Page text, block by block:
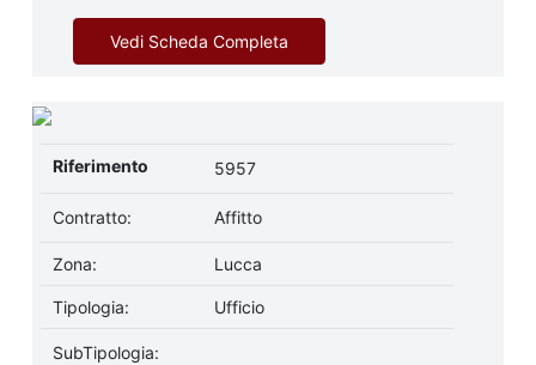
Vedi Scheda Completa
Riferimento 5957
Contratto: Affitto
Zona: Lucca
Tipologia: Ufficio
SubTipologia: